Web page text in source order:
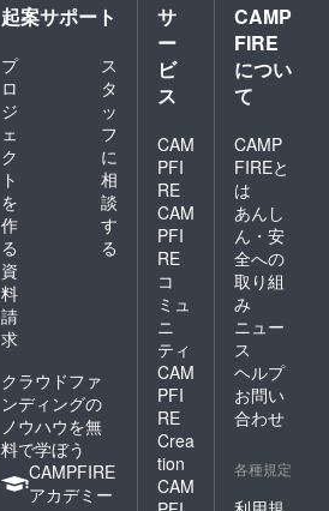
起案サポート
プ
ロ
ジ
ェ
ク
ト
を
作
る
ス
タ
ッ
フ
に
相
談
す
る
資
料
請
求
クラウドファ
ンディングの
ノウハウを無
料で学ぼう
CAMPFIRE
アカデミー
サ
ー
ビ
ス
CAM
PFI
RE
CAM
PFI
RE
コ
ミュ
ニ
ティ
CAM
PFI
RE
Crea
tion
CAM
CAMP
FIRE
につい
て
CAMP
FIREと
は
あんし
ん・安
全への
取り組
み
ニュー
ス
ヘルプ
お問い
合わせ
各種規定